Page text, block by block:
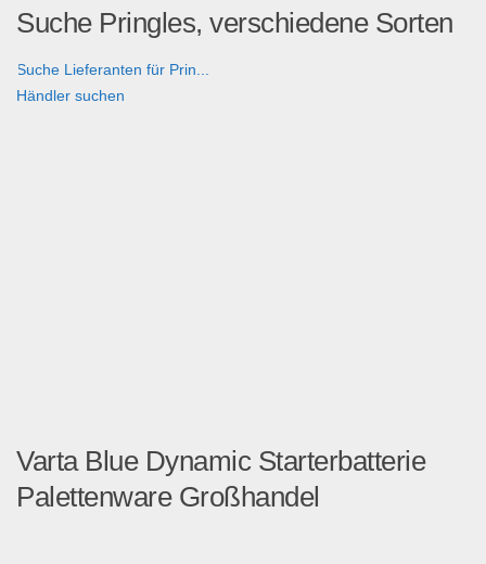
Suche Pringles, verschiedene Sorten
Suche Lieferanten für Prin...
Händler suchen
Varta Blue Dynamic Starterbatterie
Palettenware Großhandel